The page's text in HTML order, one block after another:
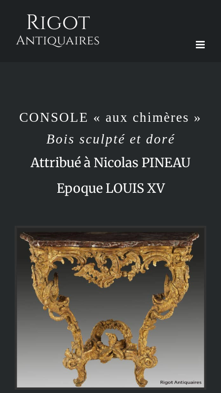
contenu
CONSOLE « aux chimères »
Bois sculpté et doré
Attribué à Nicolas PINEAU
Epoque LOUIS XV